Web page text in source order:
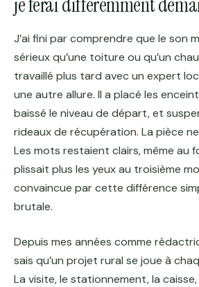
J’ai fini par comprendre que le son
sérieux qu’une toiture ou qu’un
travaillé plus tard avec un expert
une autre allure. Il a placé les
baissé le niveau de départ, et
rideaux de récupération. La pièce
Les mots restaient clairs, même au
plissait plus les yeux au troisième
convaincue par cette différence
brutale.
Depuis mes années comme
sais qu’un projet rural se joue à
La visite, le stationnement, la caisse,